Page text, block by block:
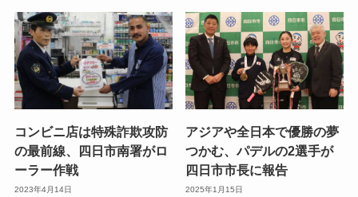
コンビニ店は特殊詐欺攻防
の最前線、四日市南署がロ
ーラー作戦
2023年4月14日
アジアや全日本で優勝の夢
つかむ、パデルの2選手が
四日市市長に報告
2025年1月15日